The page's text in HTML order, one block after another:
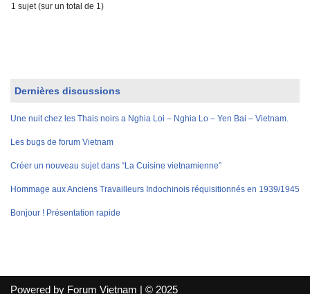
1 sujet (sur un total de 1)
Dernières discussions
Une nuit chez les Thais noirs a Nghia Loi – Nghia Lo – Yen Bai – Vietnam.
Les bugs de forum Vietnam
Créer un nouveau sujet dans “La Cuisine vietnamienne”
Hommage aux Anciens Travailleurs Indochinois réquisitionnés en 1939/1945
Bonjour ! Présentation rapide
Powered by Forum Vietnam | © 2025